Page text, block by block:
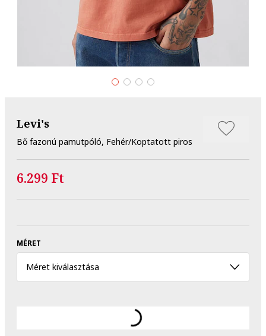
Levi's
Bő fazonú pamutpóló, Fehér/Koptatott piros
6.299 Ft
MÉRET
Méret kiválasztása